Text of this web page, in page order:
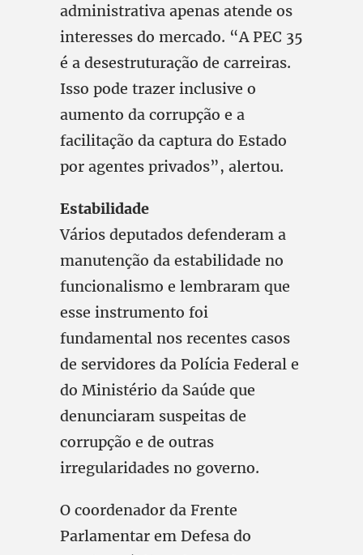
administrativa apenas atende os
interesses do mercado. “A PEC 35
é a desestruturação de carreiras.
Isso pode trazer inclusive o
aumento da corrupção e a
facilitação da captura do Estado
por agentes privados”, alertou.
Estabilidade
Vários deputados defenderam a
manutenção da estabilidade no
funcionalismo e lembraram que
esse instrumento foi
fundamental nos recentes casos
de servidores da Polícia Federal e
do Ministério da Saúde que
denunciaram suspeitas de
corrupção e de outras
irregularidades no governo.
O coordenador da Frente
Parlamentar em Defesa do